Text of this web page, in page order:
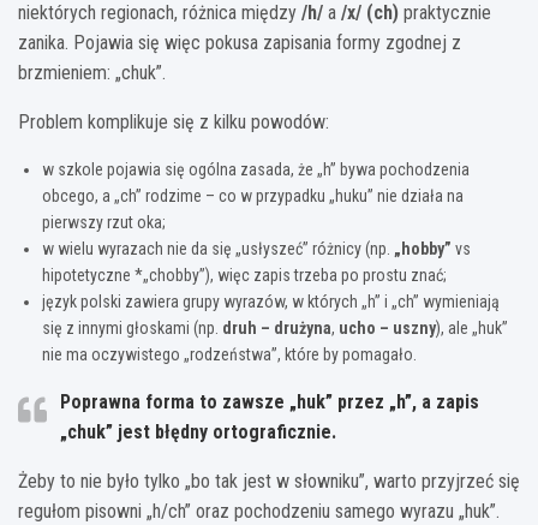
niektórych regionach, różnica między /h/ a /x/ (ch) praktycznie
zanika. Pojawia się więc pokusa zapisania formy zgodnej z
brzmieniem: „chuk”.
Problem komplikuje się z kilku powodów:
w szkole pojawia się ogólna zasada, że „h” bywa pochodzenia
obcego, a „ch” rodzime – co w przypadku „huku” nie działa na
pierwszy rzut oka;
w wielu wyrazach nie da się „usłyszeć” różnicy (np. „hobby” vs
hipotetyczne *„chobby”), więc zapis trzeba po prostu znać;
język polski zawiera grupy wyrazów, w których „h” i „ch” wymieniają
się z innymi głoskami (np. druh – drużyna, ucho – uszny), ale „huk”
nie ma oczywistego „rodzeństwa”, które by pomagało.
Poprawna forma to zawsze „huk” przez „h”, a zapis
„chuk” jest błędny ortograficznie.
Żeby to nie było tylko „bo tak jest w słowniku”, warto przyjrzeć się
regułom pisowni „h/ch” oraz pochodzeniu samego wyrazu „huk”.